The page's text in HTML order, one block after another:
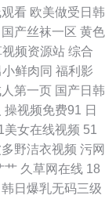
日本a黄 青娱乐福
久久肏屄视频 四虎
品福利 另类极品 巨
探花福利在线 www
欧美综合色 天堂男
看 欧美做受日韩
国产丝袜一区 黄色
视频资源站 综合
鲜肉同 福利影
人第一页 国产日韩
操视频免费91 日
美女在线视频 51
野洁衣视频 污网
艹 久草网在线 18
韩日爆乳无码三级